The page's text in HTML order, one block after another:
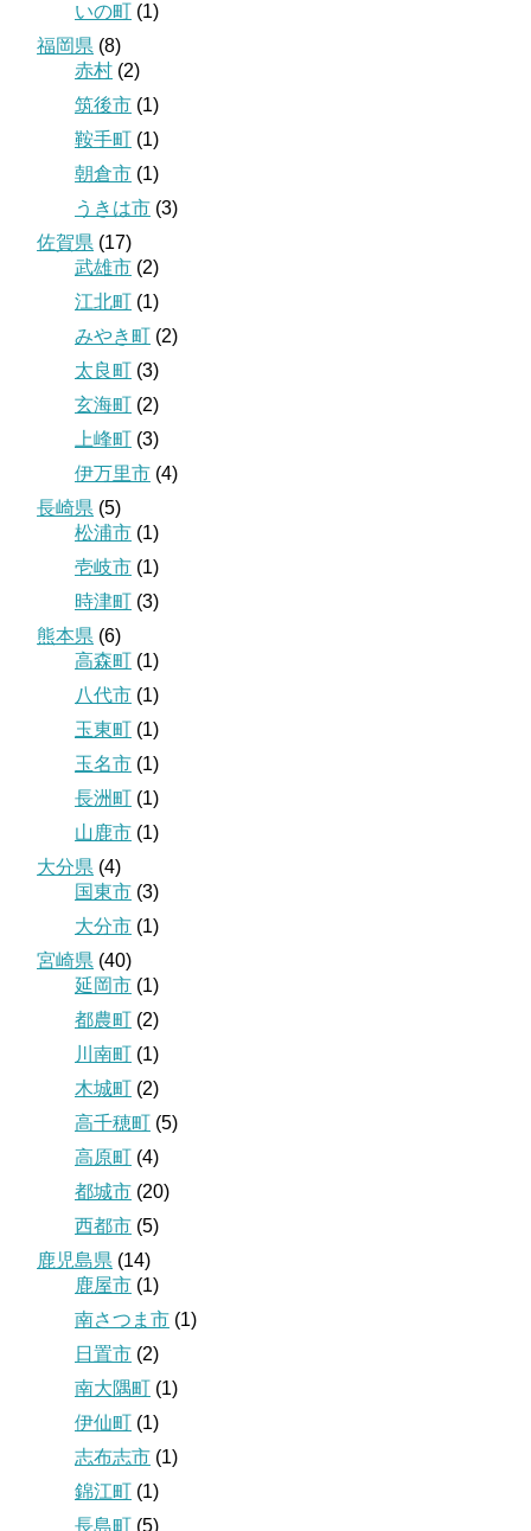
いの町 (1)
福岡県 (8)
赤村 (2)
筑後市 (1)
鞍手町 (1)
朝倉市 (1)
うきは市 (3)
佐賀県 (17)
武雄市 (2)
江北町 (1)
みやき町 (2)
太良町 (3)
玄海町 (2)
上峰町 (3)
伊万里市 (4)
長崎県 (5)
松浦市 (1)
壱岐市 (1)
時津町 (3)
熊本県 (6)
高森町 (1)
八代市 (1)
玉東町 (1)
玉名市 (1)
長洲町 (1)
山鹿市 (1)
大分県 (4)
国東市 (3)
大分市 (1)
宮崎県 (40)
延岡市 (1)
都農町 (2)
川南町 (1)
木城町 (2)
高千穂町 (5)
高原町 (4)
都城市 (20)
西都市 (5)
鹿児島県 (14)
鹿屋市 (1)
南さつま市 (1)
日置市 (2)
南大隅町 (1)
伊仙町 (1)
志布志市 (1)
錦江町 (1)
長島町 (5)